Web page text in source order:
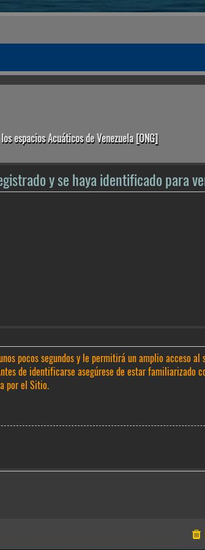
espacios Acuáticos de Venezuela [ONG]
y se haya identificado para
pocos segundos y le permitirá un amplio acceso
de identificarse asegúrese de estar familiarizado
por el Sitio.